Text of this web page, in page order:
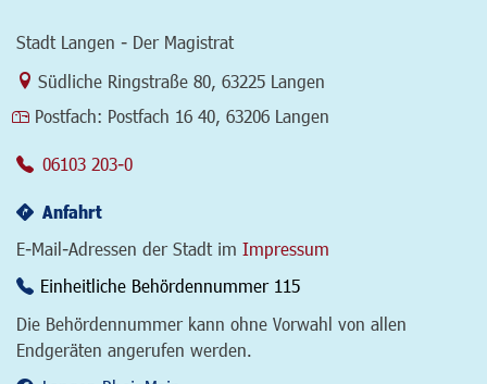
Stadt Langen - Der Magistrat
Link zur Google-Maps Navigation
Südliche Ringstraße 80 63225 Langen
Postfach: Postfach 16 40, 63206 Langen
06103 203-0
Anfahrt
E-Mail-Adressen der Stadt im Impressum
Einheitliche Behördennummer 115
Die Behördennummer kann ohne Vorwahl von allen
Endgeräten angerufen werden.